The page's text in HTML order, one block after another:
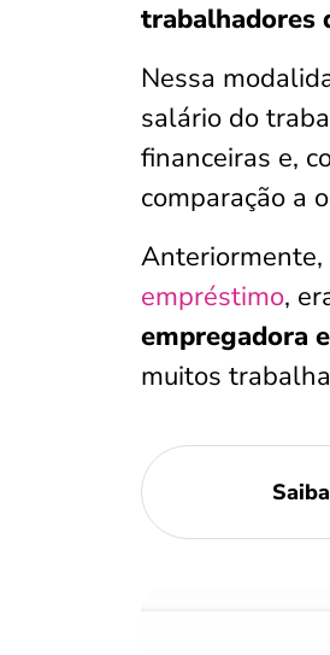
trabalhadores
Nessa
salário do
financeiras e,
comparação a
Anteriormente,
empréstimo,
empregadora
muitos